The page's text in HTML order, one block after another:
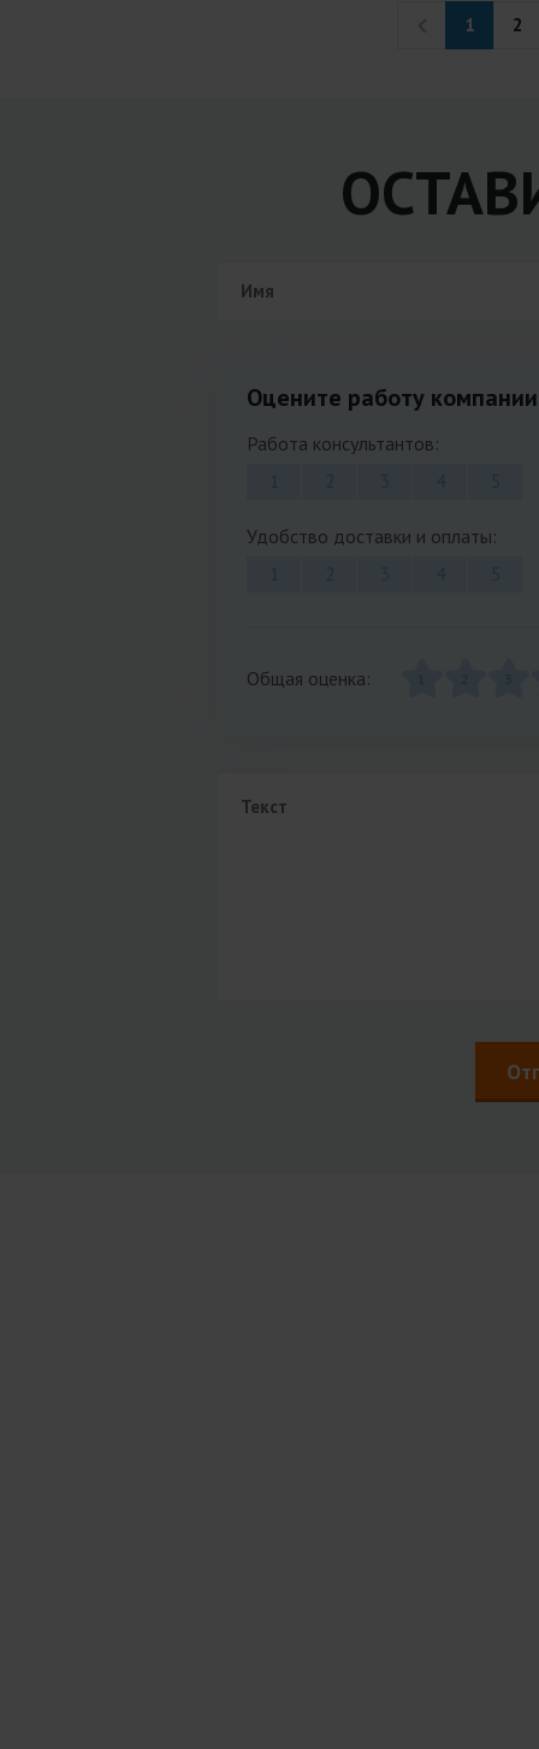
1 2
Оцените работу компании
Работа консультантов:
Удобство доставки и оплаты:
Общая оценка: